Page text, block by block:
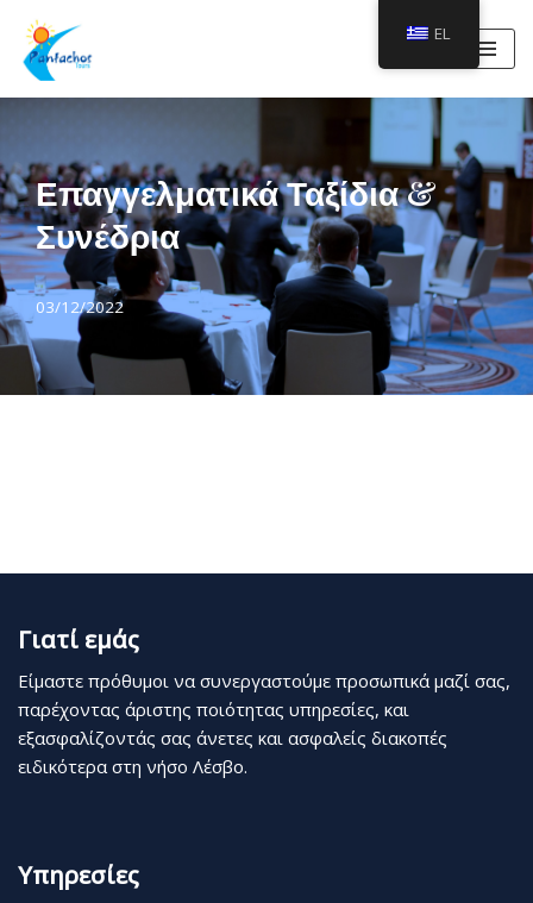
Μεταπηδήστε
στο
Επαγγελματικά Ταξίδια &
Συνέδρια
03/12/2022
Γιατί εμάς
Είμαστε πρόθυμοι να συνεργαστούμε προσωπικά μαζί σας,
παρέχοντας άριστης ποιότητας υπηρεσίες, και
εξασφαλίζοντάς σας άνετες και ασφαλείς διακοπές
ειδικότερα στη νήσο Λέσβο.
Υπηρεσίες
EL